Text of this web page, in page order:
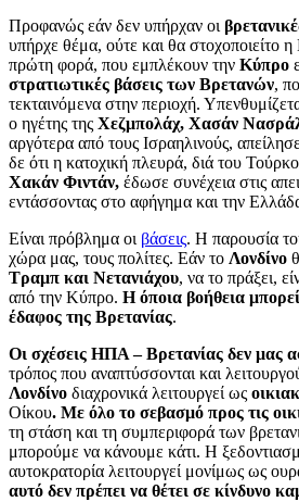
Προφανώς εάν δεν υπήρχαν οι
υπήρχε θέμα, ούτε και θα στοχοποιείτο
πρώτη φορά, που εμπλέκουν την Κύπρο
στρατιωτικές βάσεις των Βρετανών,
τεκταινόμενα στην περιοχή.
ο ηγέτης της Χεζμπολάχ, Χασάν
αργότερα από τους Ισραηλινούς,
δε ότι η κατοχική πλευρά, διά του
Χακάν Φιντάν, έδωσε συνέχεια στις
εντάσσοντας στο αφήγημα και την
Είναι πρόβλημα οι βάσεις. Η παρουσία
χώρα μας, τους πολίτες. Εάν το Λονδίνο
Τραμπ και Νετανιάχου, να το πράξει,
από την Κύπρο. Η όποια βοήθεια
έδαφος της Βρετανίας.
Οι σχέσεις ΗΠΑ – Βρετανίας δεν μας
τρόπος που αναπτύσσονται και
Λονδίνο διαχρονικά λειτουργεί ως
Οίκου. Με όλο το σεβασμό προς τις
τη στάση και τη συμπεριφορά των
μπορούμε να κάνουμε κάτι. Η
αυτοκρατορία λειτουργεί μονίμως ως
αυτό δεν πρέπει να θέτει σε κίνδυνο